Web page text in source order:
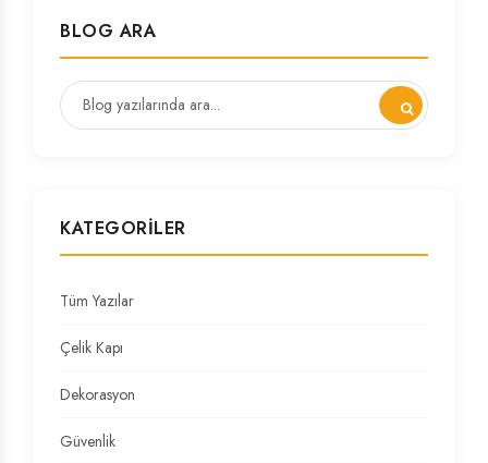
BLOG ARA
KATEGORILER
Tüm Yazılar
Çelik Kapı
Dekorasyon
Güvenlik